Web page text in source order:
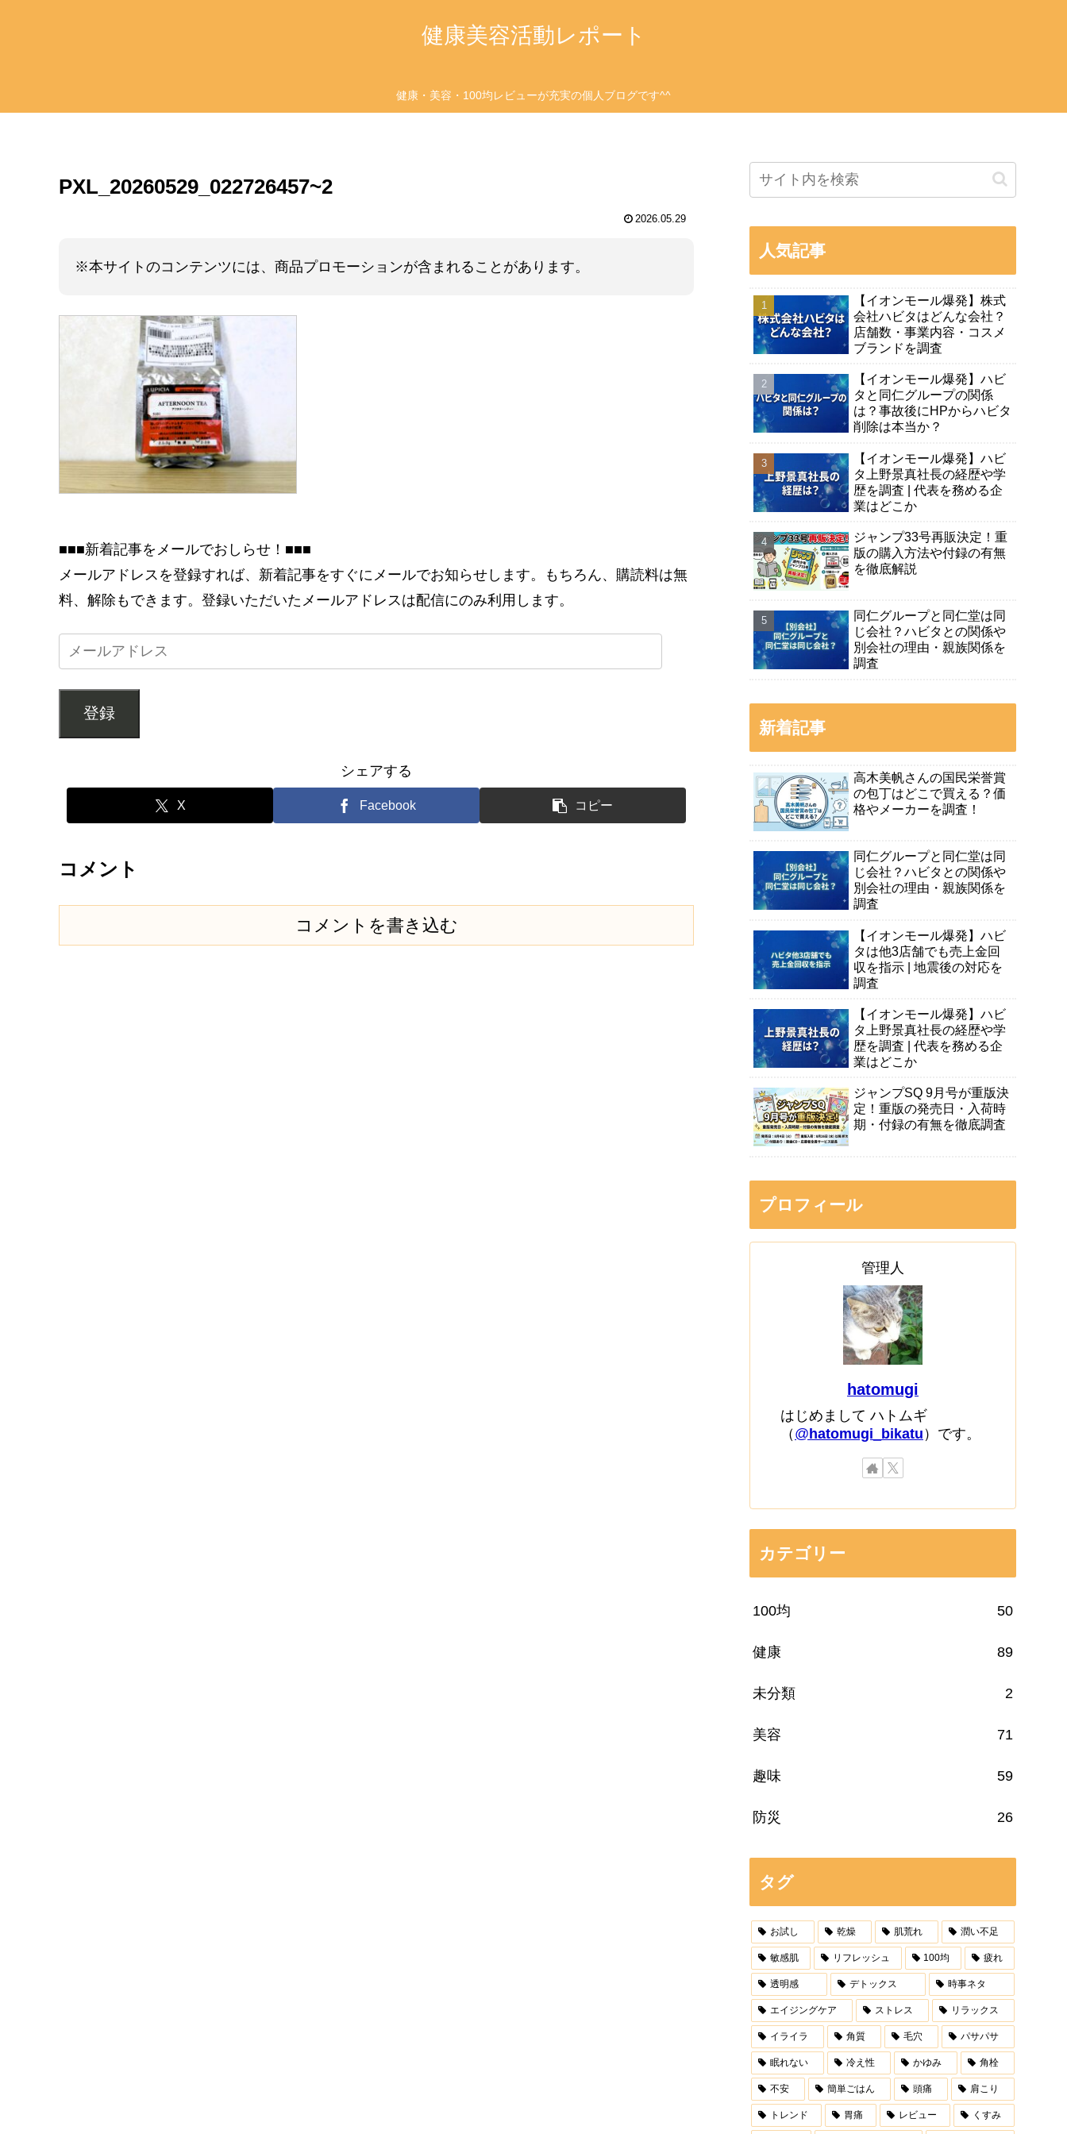
健康美容活動レポート
健康・美容・100均レビューが充実の個人ブログです^^
PXL_20260529_022726457~2
2026.05.29
※本サイトのコンテンツには、商品プロモーションが含まれることがあります。
■■■新着記事をメールでおしらせ！■■■
メールアドレスを登録すれば、新着記事をすぐにメールでお知らせします。もちろん、購読料は無
料、解除もできます。登録いただいたメールアドレスは配信にのみ利用します。
登録
シェアする
X Facebook コピー
コメント
コメントを書き込む
人気記事
【イオンモール爆発】株式
会社ハビタはどんな会社？
店舗数・事業内容・コスメ
ブランドを調査
【イオンモール爆発】ハビ
タと同仁グループの関係
は？事故後にHPからハビタ
削除は本当か？
【イオンモール爆発】ハビ
タ上野景真社長の経歴や学
歴を調査 | 代表を務める企
業はどこか
ジャンプ33号再販決定！重
版の購入方法や付録の有無
を徹底解説
同仁グループと同仁堂は同
じ会社？ハビタとの関係や
別会社の理由・親族関係を
調査
新着記事
高木美帆さんの国民栄誉賞
の包丁はどこで買える？価
格やメーカーを調査！
同仁グループと同仁堂は同
じ会社？ハビタとの関係や
別会社の理由・親族関係を
調査
【イオンモール爆発】ハビ
タは他3店舗でも売上金回
収を指示 | 地震後の対応を
調査
【イオンモール爆発】ハビ
タ上野景真社長の経歴や学
歴を調査 | 代表を務める企
業はどこか
ジャンプSQ 9月号が重版決
定！重版の発売日・入荷時
期・付録の有無を徹底調査
プロフィール
管理人
hatomugi
はじめまして ハトムギ
（ @hatomugi_bikatu ）です。
カテゴリー
100均 50
健康 89
未分類 2
美容 71
趣味 59
防災 26
タグ
お試し 乾燥 肌荒れ 潤い不足
敏感肌 リフレッシュ 100均 疲れ
透明感 デトックス 時事ネタ
エイジングケア ストレス リラックス
イライラ 角質 毛穴 パサパサ
眠れない 冷え性 かゆみ 角栓
不安 簡単ごはん 頭痛 肩こり
トレンド 胃痛 レビュー くすみ